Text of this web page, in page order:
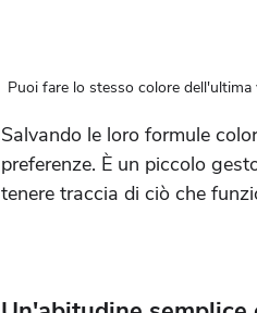
Puoi fare lo stesso colore dell'ultima
Salvando le loro formule
preferenze. È un piccolo
tenere traccia di ciò che